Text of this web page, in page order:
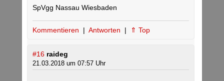
SpVgg Nassau Wiesbaden
Kommentieren | Antworten | ⇑ Top
#16 raideg
21.03.2018 um 07:57 Uhr